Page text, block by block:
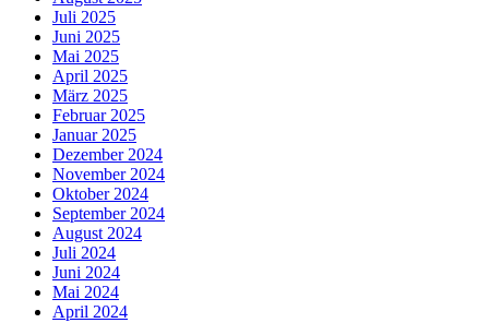
Juli 2025
Juni 2025
Mai 2025
April 2025
März 2025
Februar 2025
Januar 2025
Dezember 2024
November 2024
Oktober 2024
September 2024
August 2024
Juli 2024
Juni 2024
Mai 2024
April 2024